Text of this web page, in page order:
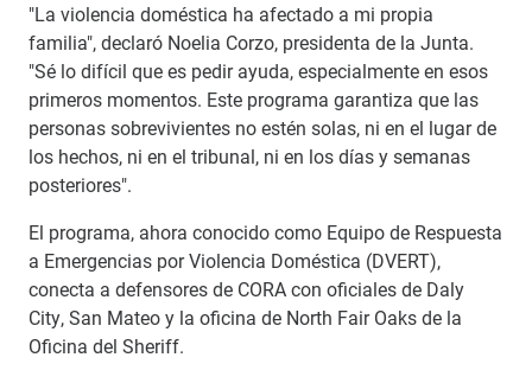
"La violencia doméstica ha afectado a mi propia
familia", declaró Noelia Corzo, presidenta de la Junta.
"Sé lo difícil que es pedir ayuda, especialmente en esos
primeros momentos. Este programa garantiza que las
personas sobrevivientes no estén solas, ni en el lugar de
los hechos, ni en el tribunal, ni en los días y semanas
posteriores".
El programa, ahora conocido como Equipo de Respuesta
a Emergencias por Violencia Doméstica (DVERT),
conecta a defensores de CORA con oficiales de Daly
City, San Mateo y la oficina de North Fair Oaks de la
Oficina del Sheriff.